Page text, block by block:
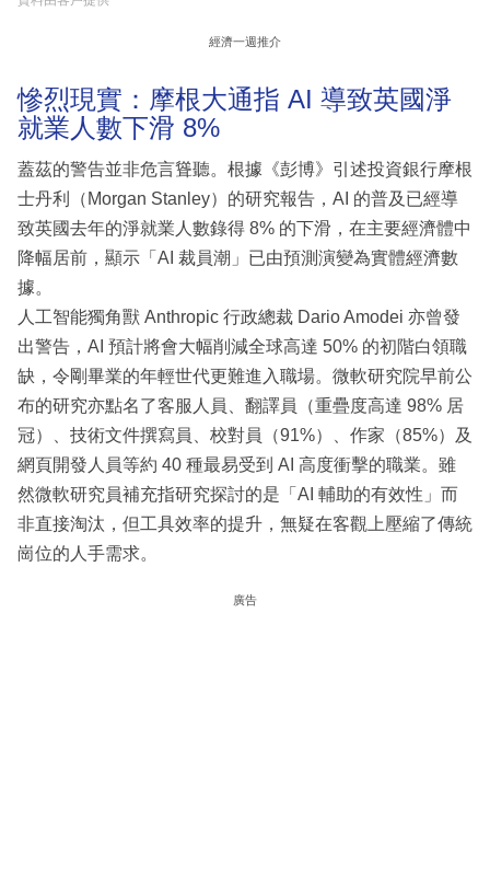
經濟一週推介
慘烈現實：摩根大通指 AI 導致英國淨
就業人數下滑 8%
蓋茲的警告並非危言聳聽。根據《彭博》引述投資銀行摩根
士丹利（Morgan Stanley）的研究報告，AI 的普及已經導
致英國去年的淨就業人數錄得 8% 的下滑，在主要經濟體中
降幅居前，顯示「AI 裁員潮」已由預測演變為實體經濟數
據。
人工智能獨角獸 Anthropic 行政總裁 Dario Amodei 亦曾發
出警告，AI 預計將會大幅削減全球高達 50% 的初階白領職
缺，令剛畢業的年輕世代更難進入職場。微軟研究院早前公
布的研究亦點名了客服人員、翻譯員（重疊度高達 98% 居
冠）、技術文件撰寫員、校對員（91%）、作家（85%）及
網頁開發人員等約 40 種最易受到 AI 高度衝擊的職業。雖
然微軟研究員補充指研究探討的是「AI 輔助的有效性」而
非直接淘汰，但工具效率的提升，無疑在客觀上壓縮了傳統
崗位的人手需求。
廣告